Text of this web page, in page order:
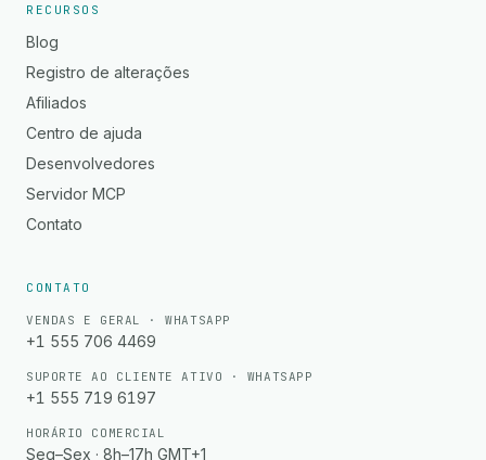
RECURSOS
Blog
Registro de alterações
Afiliados
Centro de ajuda
Desenvolvedores
Servidor MCP
Contato
CONTATO
VENDAS E GERAL · WHATSAPP
+1 555 706 4469
SUPORTE AO CLIENTE ATIVO · WHATSAPP
+1 555 719 6197
HORÁRIO COMERCIAL
Seg–Sex · 8h–17h GMT+1